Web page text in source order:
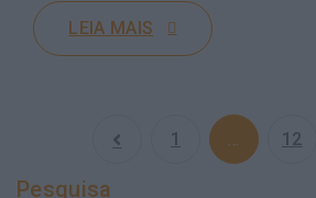
LEIA MAIS
1 12
Pesquisa